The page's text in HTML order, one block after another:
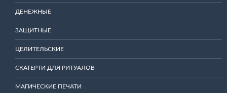
ДЕНЕЖНЫЕ
ЗАЩИТНЫЕ
ЦЕЛИТЕЛЬСКИЕ
СКАТЕРТИ ДЛЯ РИТУАЛОВ
МАГИЧЕСКИЕ ПЕЧАТИ